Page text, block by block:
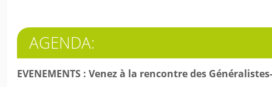
AGENDA:
EVENEMENTS : Venez à la rencontre des